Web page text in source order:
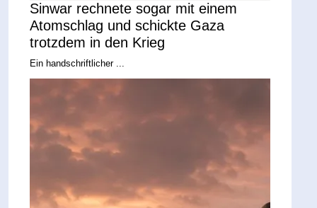
Sinwar rechnete sogar mit einem
Atomschlag und schickte Gaza
trotzdem in den Krieg
Ein handschriftlicher ...